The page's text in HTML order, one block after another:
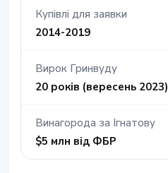
Купівлі для заявки
2014-2019
Вирок Гринвуду
20 років (вересень 2023)
Винагорода за Ігнатову
$5 млн від ФБР